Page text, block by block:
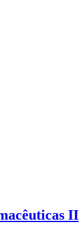
II